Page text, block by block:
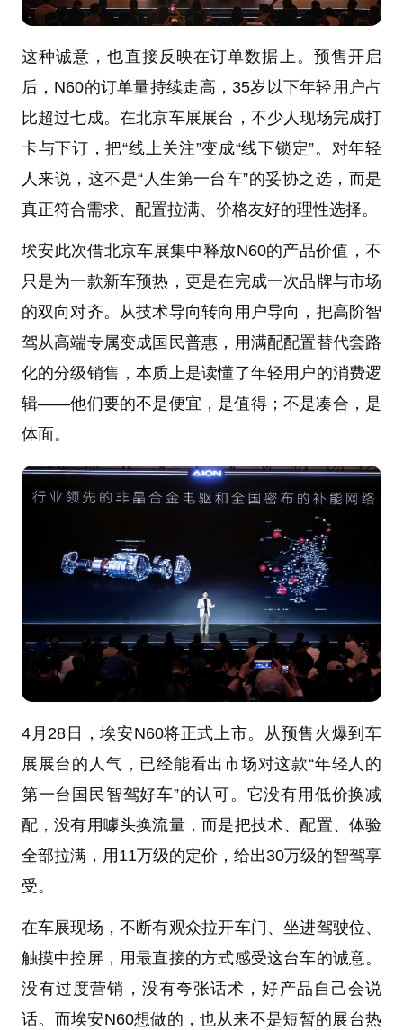
这种诚意，也直接反映在订单数据上。预售开启
后，N60的订单量持续走高，35岁以下年轻用户占
比超过七成。在北京车展展台，不少人现场完成打
卡与下订，把“线上关注”变成“线下锁定”。对年轻
人来说，这不是“人生第一台车”的妥协之选，而是
真正符合需求、配置拉满、价格友好的理性选择。
埃安此次借北京车展集中释放N60的产品价值，不
只是为一款新车预热，更是在完成一次品牌与市场
的双向对齐。从技术导向转向用户导向，把高阶智
驾从高端专属变成国民普惠，用满配配置替代套路
化的分级销售，本质上是读懂了年轻用户的消费逻
辑——他们要的不是便宜，是值得；不是凑合，是
体面。
4月28日，埃安N60将正式上市。从预售火爆到车
展展台的人气，已经能看出市场对这款“年轻人的
第一台国民智驾好车”的认可。它没有用低价换减
配，没有用噱头换流量，而是把技术、配置、体验
全部拉满，用11万级的定价，给出30万级的智驾享
受。
在车展现场，不断有观众拉开车门、坐进驾驶位、
触摸中控屏，用最直接的方式感受这台车的诚意。
没有过度营销，没有夸张话术，好产品自己会说
话。而埃安N60想做的，也从来不是短暂的展台热